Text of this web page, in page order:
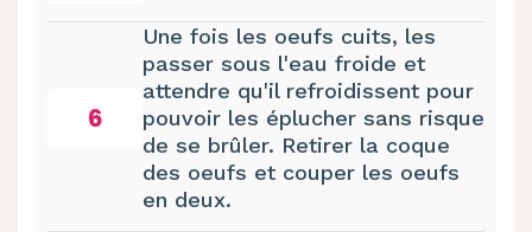
6
Une fois les oeufs cuits, les
passer sous l'eau froide et
attendre qu'il refroidissent pour
pouvoir les éplucher sans risque
de se brûler. Retirer la coque
des oeufs et couper les oeufs
en deux.